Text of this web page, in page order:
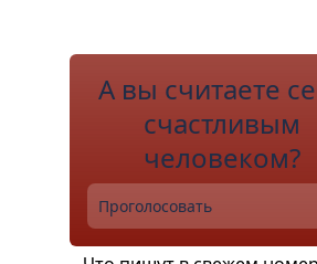
А вы считаете
счастливым
человеком?
Проголосовать